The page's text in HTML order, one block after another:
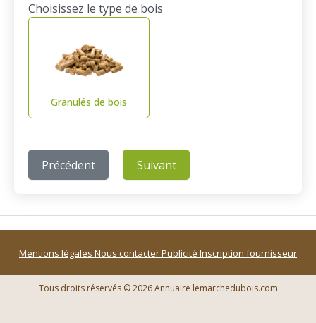
Choisissez le type de bois
Granulés de bois
Précédent Suivant
Mentions légales Nous contacterPublicité Inscription fournisseur
Tous droits réservés © 2026 Annuaire lemarchedubois.com